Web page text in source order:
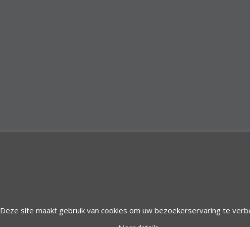
© 1997 Alfacom Benelux | Design by:Alfacom Benelux
Deze site maakt gebruik van cookies om uw bezoekerservaring te